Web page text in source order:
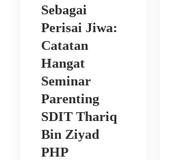
Sebagai
Perisai Jiwa:
Catatan
Hangat
Seminar
Parenting
SDIT Thariq
Bin Ziyad
PHP